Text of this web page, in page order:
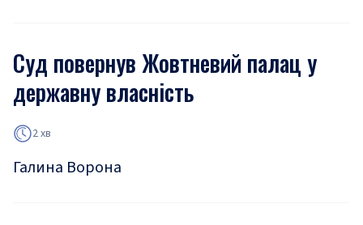
Суд повернув Жовтневий палац у
державну власність
2 хв
Галина Ворона